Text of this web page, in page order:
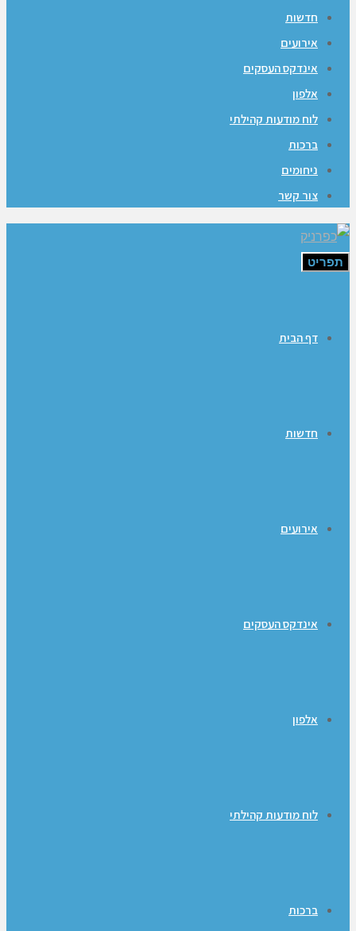
חדשות
אירועים
אינדקס העסקים
אלפון
לוח מודעות קהילתי
ברכות
ניחומים
צור קשר
תפריט
דף הבית
חדשות
אירועים
אינדקס העסקים
אלפון
לוח מודעות קהילתי
ברכות